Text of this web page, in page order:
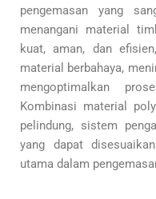
pengemasan yang
menangani material
kuat, aman, dan
material berbahaya,
mengoptimalkan
Kombinasi material
pelindung, sistem
yang dapat
utama dalam